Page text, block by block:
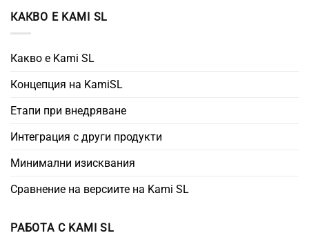
КАКВО Е KAMI SL
Какво е Kami SL
Концепция на KamiSL
Етапи при внедряване
Интеграция с други продукти
Минимални изисквания
Сравнение на версиите на Kami SL
РАБОТА С KAMI SL